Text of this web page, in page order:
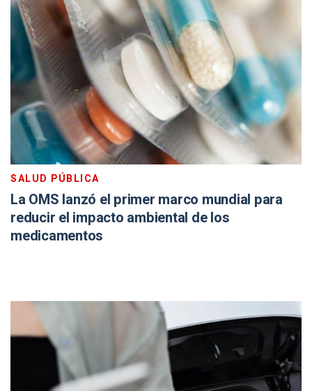
SALUD PÚBLICA
La OMS lanzó el primer marco mundial para
reducir el impacto ambiental de los
medicamentos